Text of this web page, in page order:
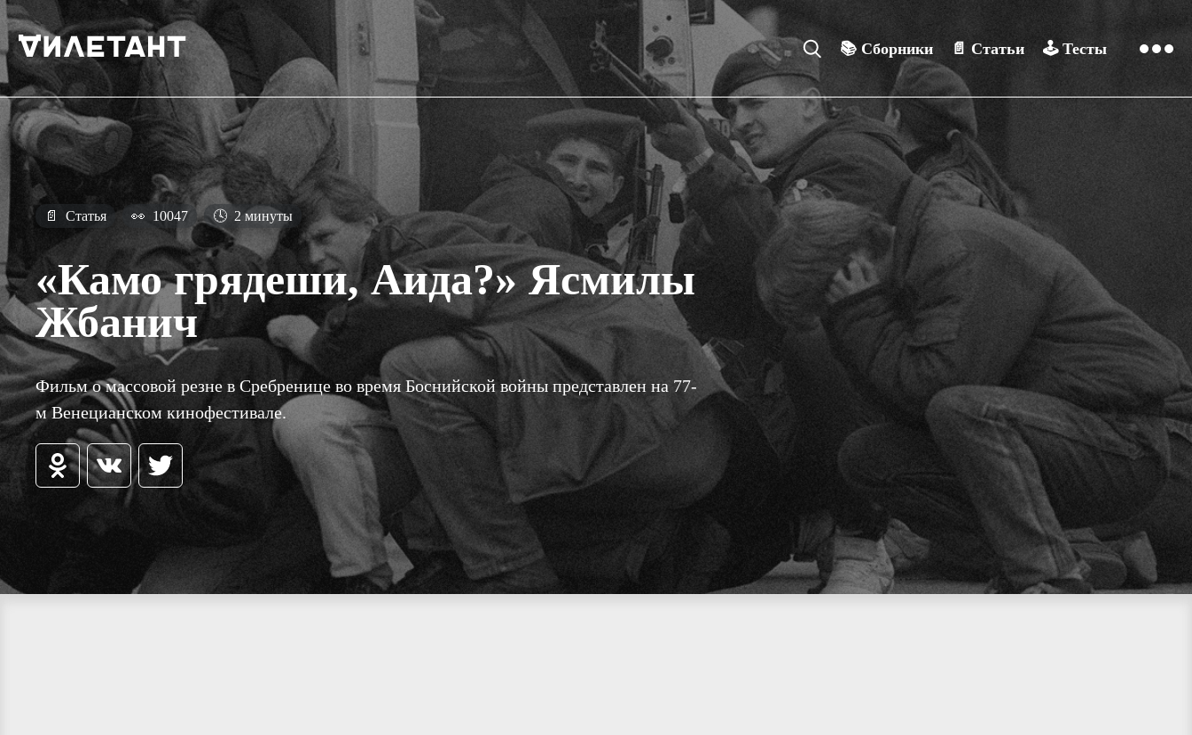
📚 Сборники 📄 Статьи 🕹️ Тесты
📄 Статья 👀 10047 🕓 2 минуты
«Камо грядеши, Аида?» Ясмилы
Жбанич
Фильм о массовой резне в Сребренице во время Боснийской войны представлен на 77-
м Венецианском кинофестивале.